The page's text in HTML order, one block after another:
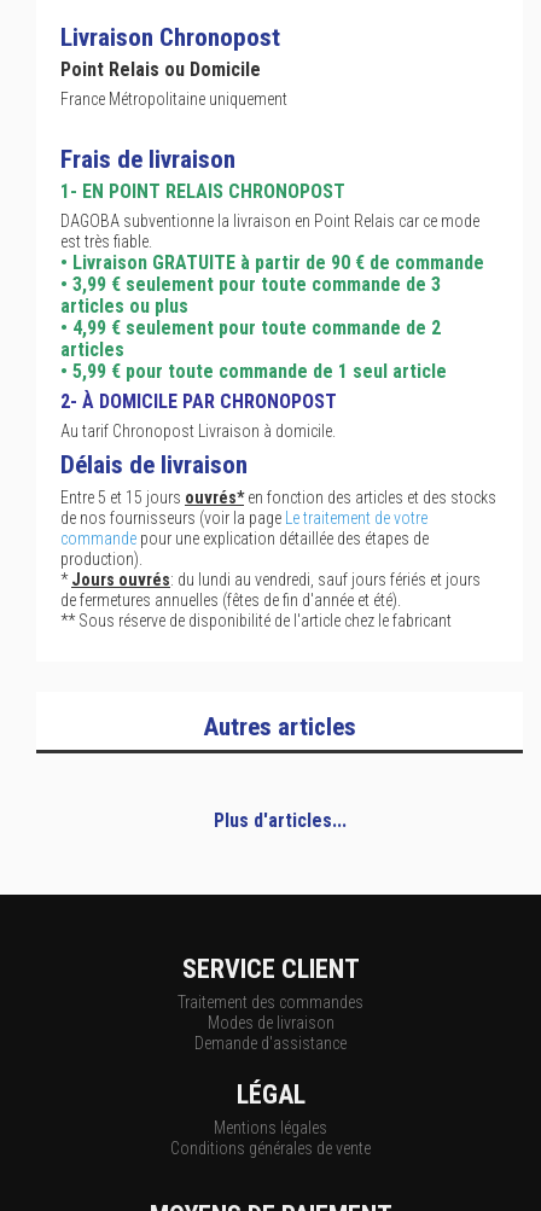
Livraison Chronopost
Point Relais ou Domicile
France Métropolitaine uniquement
Frais de livraison
1- EN POINT RELAIS CHRONOPOST
DAGOBA subventionne la livraison en Point Relais car ce mode
est très fiable.
• Livraison GRATUITE à partir de 90 € de commande
• 3,99 € seulement pour toute commande de 3
articles ou plus
• 4,99 € seulement pour toute commande de 2
articles
• 5,99 € pour toute commande de 1 seul article
2- À DOMICILE PAR CHRONOPOST
Au tarif Chronopost Livraison à domicile.
Délais de livraison
Entre 5 et 15 jours ouvrés*en fonction des articles et des stocks
de nos fournisseurs (voir la page
Le traitement de votre
commande pour une explication détaillée des étapes de
production).
*Jours ouvrés: du lundi au vendredi, sauf jours fériés et jours
de fermetures annuelles (fêtes de fin d'année et été).
** Sous réserve de disponibilité de l'article chez le fabricant
Autres articles
Plus d'articles...
SERVICE CLIENT
Traitement des commandes
Modes de livraison
Demande d'assistance
LÉGAL
Mentions légales
Conditions générales de vente